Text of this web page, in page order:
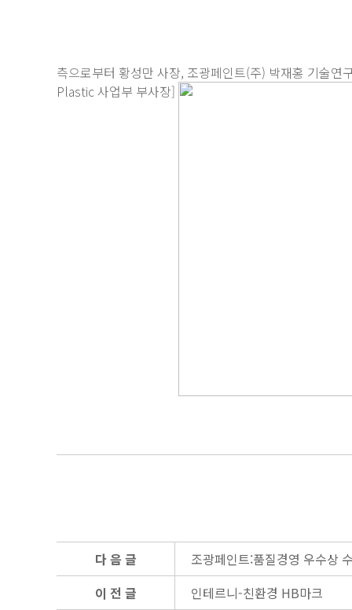
측으로부터 황성만 사장, 조광페인트(주) 박재홍 기술
Plastic 사업부 부사장]
다 음 글
조광페인트:품질경영 우수상
이 전 글
인테르니-친환경 HB마크